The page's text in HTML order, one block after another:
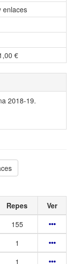
enlaces
€
2018-19.
Repes
Ver
155
1
1